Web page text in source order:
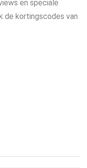
en speciale
de kortingscodes van